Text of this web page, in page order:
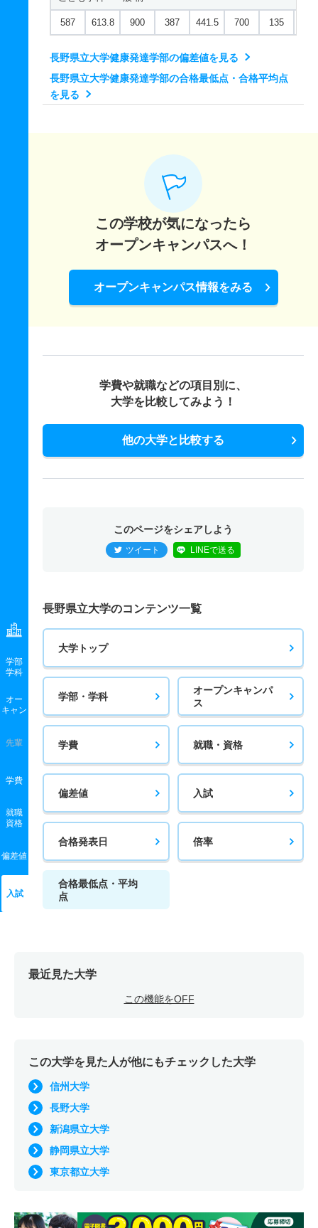
学部
学科
オー
キャン
先輩
学費
就職
資格
偏差値
入試
587 613.8 900 387 441.5 700 135
長野県立大学健康発達学部の偏差値を見る
長野県立大学健康発達学部の合格最低点・合格平均点
を見る
この学校が気になったら
オープンキャンパスへ！
オープンキャンパス情報をみる
学費や就職などの項目別に、
大学を比較してみよう！
他の大学と比較する
このページをシェアしよう
ツイート LINEで送る
長野県立大学のコンテンツ一覧
大学トップ
学部・学科
オープンキャンパ
ス
学費 就職・資格
偏差値 入試
合格発表日 倍率
合格最低点・平均
点
最近見た大学
この機能をOFF
この大学を見た人が他にもチェックした大学
信州大学
長野大学
新潟県立大学
静岡県立大学
東京都立大学